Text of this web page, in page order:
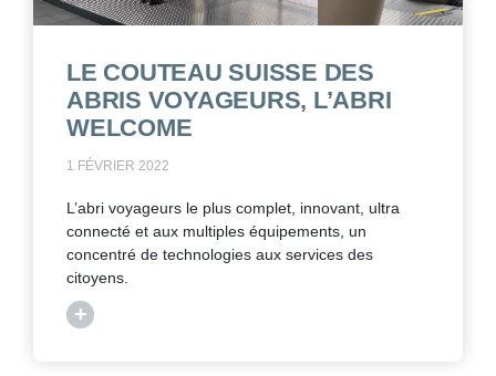
LE COUTEAU SUISSE DES
ABRIS VOYAGEURS, L’ABRI
WELCOME
1 FÉVRIER 2022
L’abri voyageurs le plus complet, innovant, ultra
connecté et aux multiples équipements, un
concentré de technologies aux services des
citoyens.
+